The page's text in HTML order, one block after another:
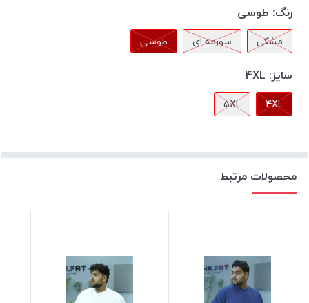
رنگ: طوسی
مشکی سورمه ای طوسی
سایز: 4XL
4XL
5XL
محصولات مرتبط